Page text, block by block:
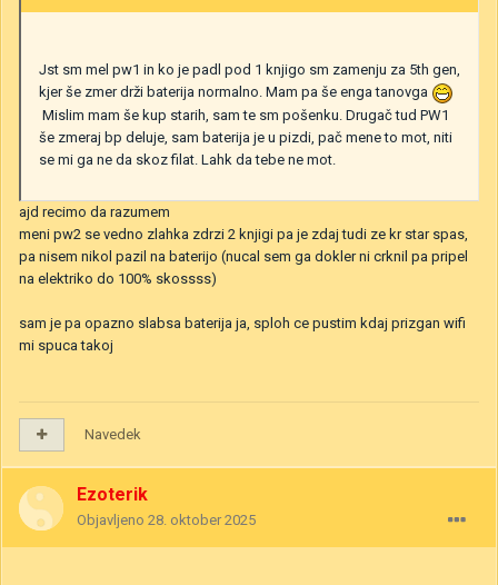
Jst sm mel pw1 in ko je padl pod 1 knjigo sm zamenju za 5th gen,
kjer še zmer drži baterija normalno. Mam pa še enga tanovga
Mislim mam še kup starih, sam te sm pošenku. Drugač tud PW1
še zmeraj bp deluje, sam baterija je u pizdi, pač mene to mot, niti
se mi ga ne da skoz filat. Lahk da tebe ne mot.
ajd recimo da razumem
meni pw2 se vedno zlahka zdrzi 2 knjigi pa je zdaj tudi ze kr star spas,
pa nisem nikol pazil na baterijo (nucal sem ga dokler ni crknil pa pripel
na elektriko do 100% skossss)
sam je pa opazno slabsa baterija ja, sploh ce pustim kdaj prizgan wifi
mi spuca takoj
Navedek
Ezoterik
Objavljeno 28. oktober 2025